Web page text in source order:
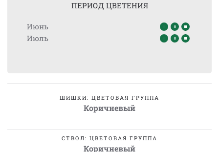
ПЕРИОД ЦВЕТЕНИЯ
Июнь
Июль
ШИШКИ: ЦВЕТОВАЯ ГРУППА
Коричневый
СТВОЛ: ЦВЕТОВАЯ ГРУППА
Коричневый